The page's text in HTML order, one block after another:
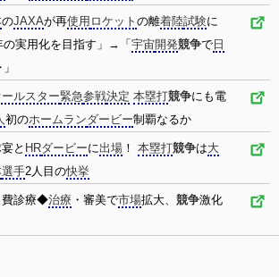
のJAXAが再使用 ロケット の離着陸試験に
の実用化を目指す」→「 宇宙開発競争で 日
ールスター緊急参戦決定 本塁打競争にも電
初のホームランダービー制覇なるか
と HRダービーに出場 ！ 本塁打競争は大
選手2人目の快挙
費診療◆治療 ・審美で市場拡大、 競争激化